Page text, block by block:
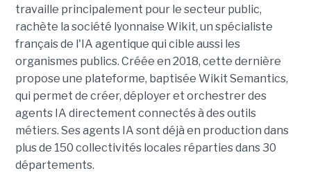
travaille principalement pour le secteur public,
rachète la société lyonnaise Wikit, un spécialiste
français de l'IA agentique qui cible aussi les
organismes publics. Créée en 2018, cette dernière
propose une plateforme, baptisée Wikit Semantics,
qui permet de créer, déployer et orchestrer des
agents IA directement connectés à des outils
métiers. Ses agents IA sont déjà en production dans
plus de 150 collectivités locales réparties dans 30
départements.